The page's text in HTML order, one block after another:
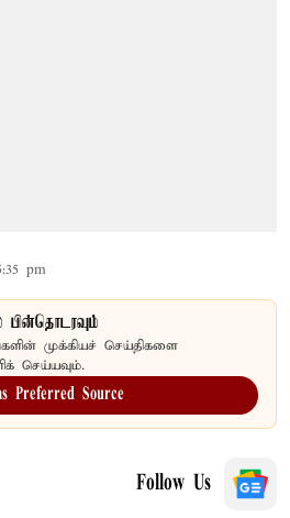
pm
பின்தொடரவும்
முக்கியச் செய்திகளை
செய்யவும்.
Preferred Source
Follow Us